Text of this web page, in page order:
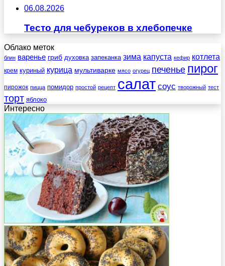
06.08.2026
Тесто для чебуреков в хлебопечке
Облако меток
блин варенье гриб духовка запеканка зима капуста кефир котлета
крем куриный курица мультиварке мясо огурец печенье пирог
пирожок пицца помидор простой рецепт салат соус творожный тест
торт яблоко
Интересно